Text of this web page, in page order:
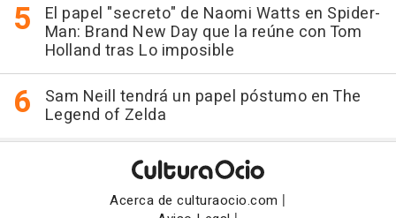
El papel "secreto" de Naomi Watts en Spider-
Man: Brand New Day que la reúne con Tom
Holland tras Lo imposible
Sam Neill tendrá un papel póstumo en The
Legend of Zelda
Acerca de culturaocio.com |